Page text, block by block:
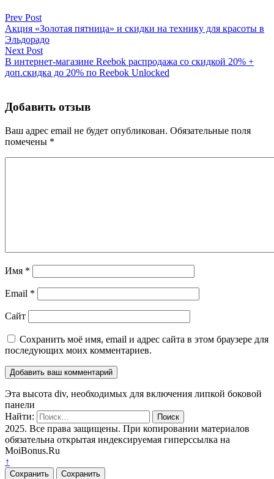
Prev Post
Акция «Золотая пятница» и скидки на технику для красоты в
Эльдорадо
Next Post
В интернет-магазине Reebok распродажа со скидкой 20% +
доп.скидка до 20% по Reebok Unlocked
Добавить отзыв
Ваш адрес email не будет опубликован. Обязательные поля
помечены *
Имя *
Email *
Сайт
Сохранить моё имя, email и адрес сайта в этом браузере для
последующих моих комментариев.
Эта высота div, необходимых для включения липкой боковой
панели
Найти:
2025. Все права защищены. При копировании материалов
обязательна открытая индексируемая гиперссылка на
MoiBonus.Ru
↑